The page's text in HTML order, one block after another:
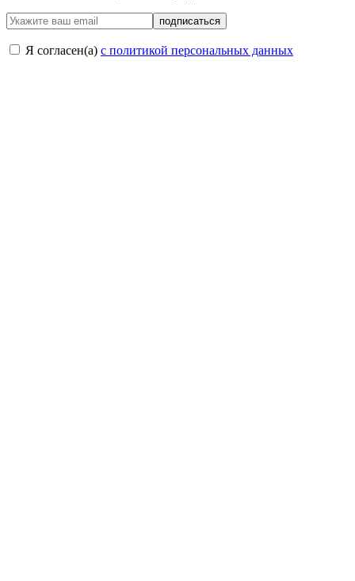
подписаться
Я согласен(a) с политикой персональных данных